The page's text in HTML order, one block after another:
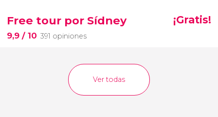
Free tour por Sídney
9,9 / 10 391 opiniones
¡Gratis!
Ver todas